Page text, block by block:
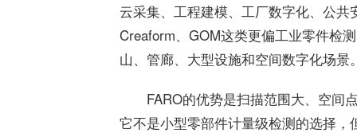
云采集、工程建模、工厂数字化、公
Creaform、GOM这类更偏工业零件检
山、管廊、大型设施和空间数字化场景
FARO的优势是扫描范围大、空间
它不是小型零部件计量级检测的选择